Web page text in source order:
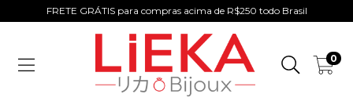
FRETE GRÁTIS para compras acima de R$250 todo Brasil
0